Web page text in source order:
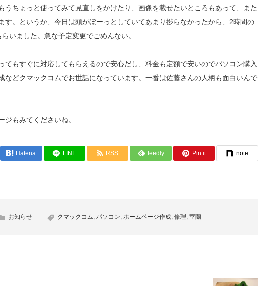
うちょっと使ってみて見直しをかけたり、画像を載せたいところもあって、また
す。というか、今日は頭がぼーっとしていてあまり捗らなかったから、2時間の
いました。急な予定変更でごめんない。
てもすぐに対応してもらえるので安心だし、料金も定額で安いのでパソコン購入
などクマックコムでお世話になっています。一番は佐藤さんの人柄も面白いんで
ジもみてくださいね。
Hatena LINE RSS feedly Pin it note
お知らせ クマックコム, パソコン, ホームページ作成, 修理, 室蘭